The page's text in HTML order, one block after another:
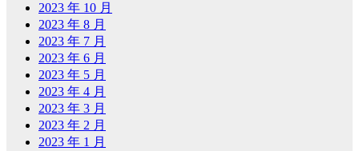
2023 年 10 月
2023 年 8 月
2023 年 7 月
2023 年 6 月
2023 年 5 月
2023 年 4 月
2023 年 3 月
2023 年 2 月
2023 年 1 月